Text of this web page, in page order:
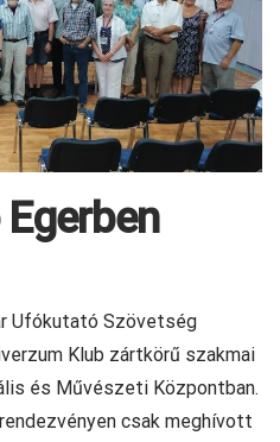
Ufókutató Szövetség
Klub zártkörű szakmai
és Művészeti Központban.
csak meghívott